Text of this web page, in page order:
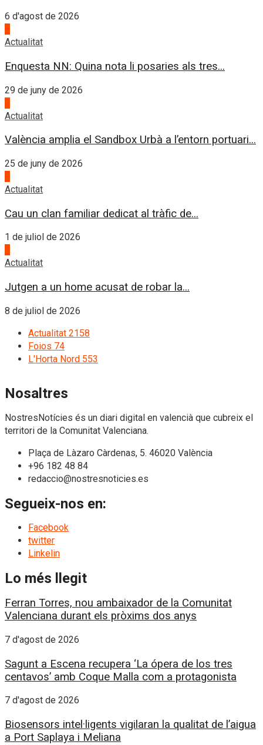
6 d'agost de 2026
Actualitat
Enquesta NN: Quina nota li posaries als tres...
29 de juny de 2026
Actualitat
València amplia el Sandbox Urbà a l’entorn portuari...
25 de juny de 2026
Actualitat
Cau un clan familiar dedicat al tràfic de...
1 de juliol de 2026
Actualitat
Jutgen a un home acusat de robar la...
8 de juliol de 2026
Actualitat 2158
Foios 74
L'Horta Nord 553
Nosaltres
NostresNotícies és un diari digital en valencià que cubreix el
territori de la Comunitat Valenciana.
Plaça de Làzaro Càrdenas, 5. 46020 València
+96 182 48 84
redaccio@nostresnoticies.es
Segueix-nos en:
Facebook
twitter
Linkelin
Lo més llegit
Ferran Torres, nou ambaixador de la Comunitat
Valenciana durant els pròxims dos anys
7 d'agost de 2026
Sagunt a Escena recupera ‘La ópera de los tres
centavos’ amb Coque Malla com a protagonista
7 d'agost de 2026
Biosensors intel·ligents vigilaran la qualitat de l’aigua
a Port Saplaya i Meliana